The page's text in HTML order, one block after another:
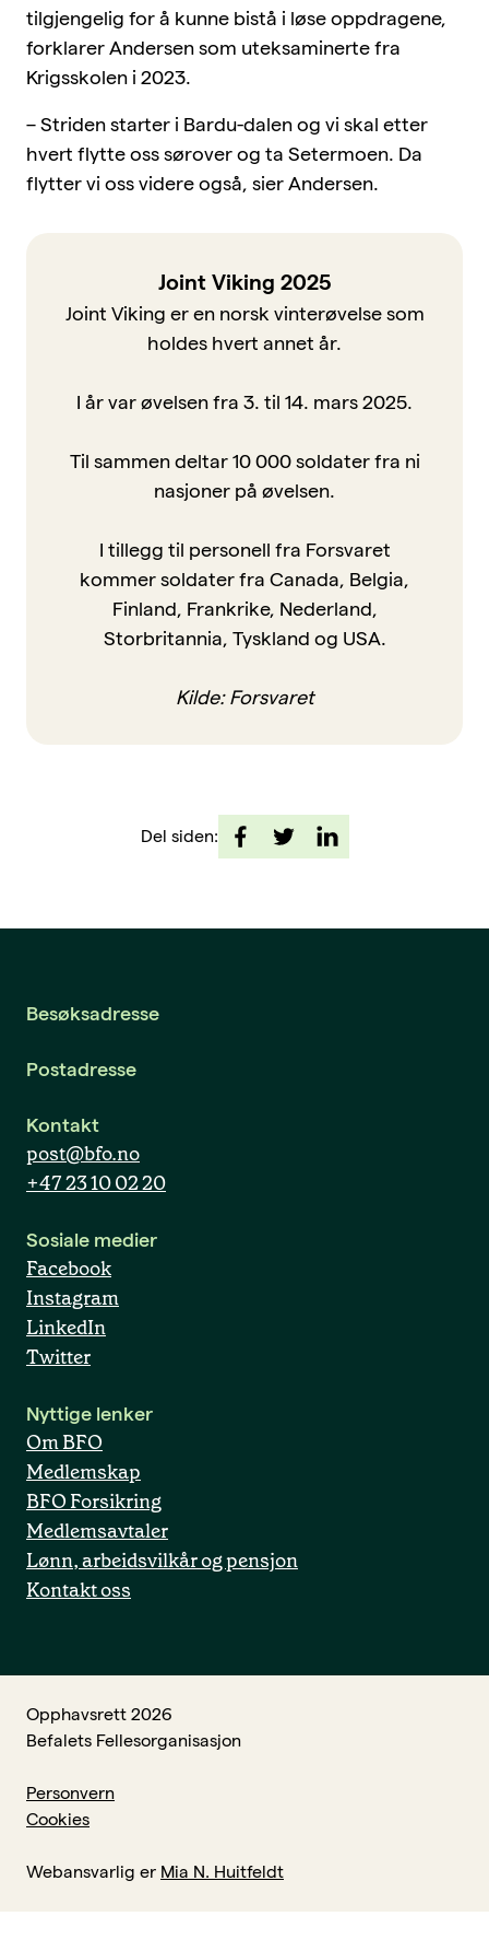
tilgjengelig for å kunne bistå i løse oppdragene,
forklarer Andersen som uteksaminerte fra
Krigsskolen i 2023.
– Striden starter i Bardu-dalen og vi skal etter
hvert flytte oss sørover og ta Setermoen. Da
flytter vi oss videre også, sier Andersen.
Joint Viking 2025
Joint Viking er en norsk vinterøvelse som
holdes hvert annet år.
I år var øvelsen fra 3. til 14. mars 2025.
Til sammen deltar 10 000 soldater fra ni
nasjoner på øvelsen.
I tillegg til personell fra Forsvaret
kommer soldater fra Canada, Belgia,
Finland, Frankrike, Nederland,
Storbritannia, Tyskland og USA.
Kilde: Forsvaret
Del siden:
Besøksadresse
Postadresse
Kontakt
post@bfo.no
+47 23 10 02 20
Sosiale medier
Facebook
Instagram
LinkedIn
Twitter
Nyttige lenker
Om BFO
Medlemskap
BFO Forsikring
Medlemsavtaler
Lønn, arbeidsvilkår og pensjon
Kontakt oss
Opphavsrett 2026
Befalets Fellesorganisasjon
Personvern
Cookies
Webansvarlig er Mia N. Huitfeldt